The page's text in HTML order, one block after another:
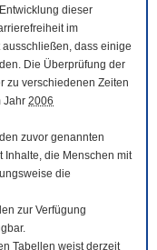
dieser
im
dass einige
Die Überprüfung der
zu verschiedenen Zeiten
Jahr 2006
zuvor genannten
Inhalte, die Menschen mit
die
zur Verfügung
Tabellen weist derzeit